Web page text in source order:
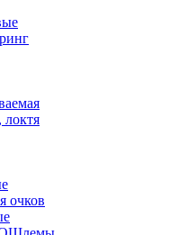
локтя
очков